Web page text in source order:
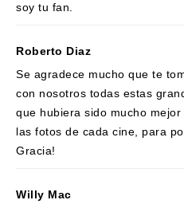
soy tu fan.
Roberto Diaz
Se agradece mucho que te
con nosotros todas estas
que hubiera sido mucho
las fotos de cada cine, para
Gracia!
Willy Mac